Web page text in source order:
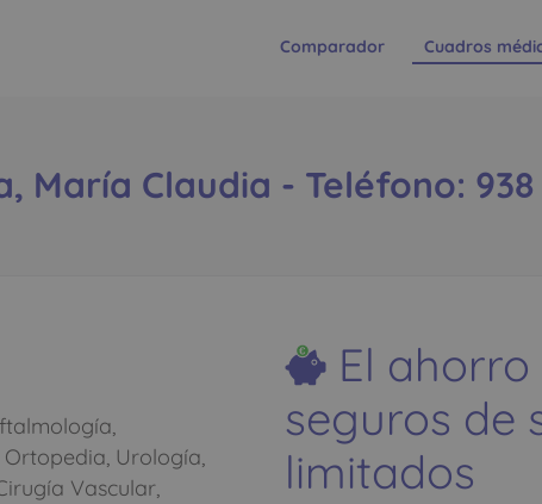
Comparador Cuadros
María Claudia - Teléfono: 938
Urología,
Vascular,
El
seguros de
limitados